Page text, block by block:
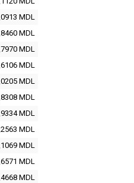
MDL
MDL
MDL
MDL
MDL
MDL
MDL
MDL
MDL
MDL
MDL